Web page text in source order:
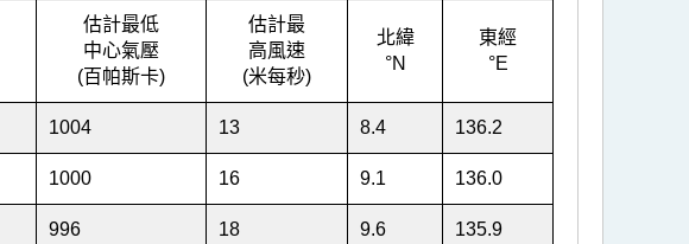
估計最低
中心氣壓
(百帕斯卡)
估計最
高風速
(米每秒)
北緯
°N
東經
°E
1004 13 8.4 136.2
1000 16 9.1 136.0
996 18 9.6 135.9